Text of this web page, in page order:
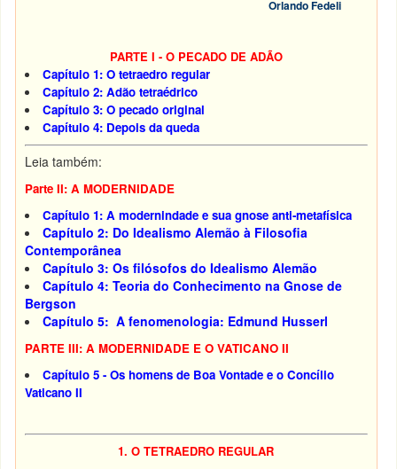
Orlando Fedeli
PARTE I - O PECADO DE ADÃO
Capítulo 1: O tetraedro regular
Capítulo 2: Adão tetraédrico
Capítulo 3: O pecado original
Capítulo 4: Depois da queda
Leia também:
Parte II: A MODERNIDADE
Capítulo 1: A modernindade e sua gnose anti-metafísica
Capítulo 2: Do Idealismo Alemão à Filosofia
Contemporânea
Capítulo 3: Os filósofos do Idealismo Alemão
Capítulo 4: Teoria do Conhecimento na Gnose de
Bergson
Capítulo 5: A fenomenologia: Edmund Husserl
PARTE III: A MODERNIDADE E O VATICANO II
Capítulo 5 - Os homens de Boa Vontade e o Concílio
Vaticano II
1. O TETRAEDRO REGULAR